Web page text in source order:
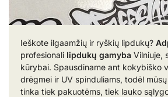
Ieškote ilgaamžių ir ryškių lipdukų?
profesionali lipdukų gamyba Vilniuje,
kūrybai. Spausdiname ant kokybiško
drėgmei ir UV spinduliams, todėl mūsų
tinka tiek pakuotėms, tiek lauko